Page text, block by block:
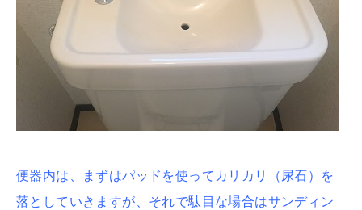
便器内は、まずはパッドを使ってカリカリ（尿石）を
落としていきますが、それで駄目な場合はサンディン